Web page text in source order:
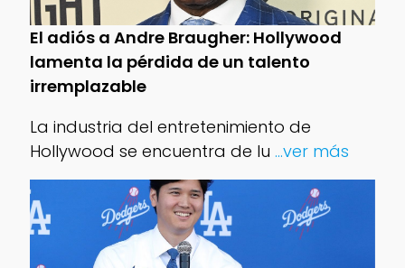
El adiós a Andre Braugher: Hollywood
lamenta la pérdida de un talento
irremplazable
La industria del entretenimiento de
Hollywood se encuentra de lu ...ver más